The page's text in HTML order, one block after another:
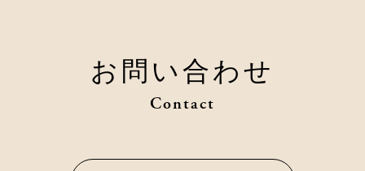
お問い合わせ
Contact